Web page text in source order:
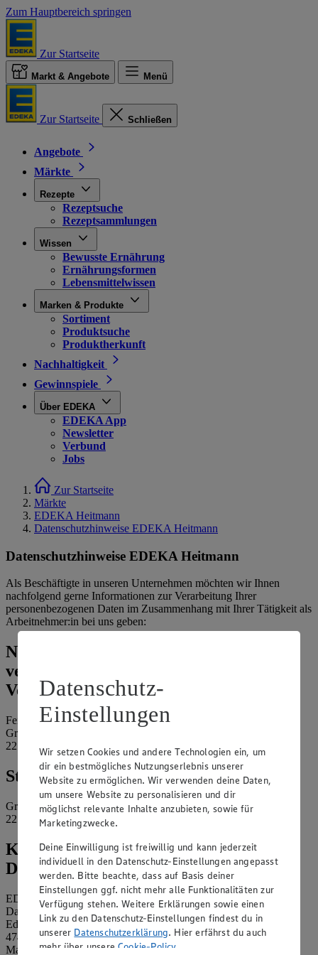
Zum Hauptbereich springen
Zur Startseite
Markt & Angebote Menü
Zur Startseite Schließen
Angebote
Märkte
Rezepte
Rezeptsuche
Rezeptsammlungen
Wissen
Bewusste Ernährung
Ernährungsformen
Lebensmittelwissen
Marken & Produkte
Sortiment
Produktsuche
Produktherkunft
Nachhaltigkeit
Gewinnspiele
Über EDEKA
EDEKA App
Newsletter
Verbund
Jobs
Zur Startseite
Märkte
EDEKA Heitmann
Datenschutzhinweise EDEKA Heitmann
Datenschutzhinweise EDEKA Heitmann
Als Beschäftigte in unseren Unternehmen möchten wir Ihnen
nachfolgend gerne Informationen zur Verarbeitung Ihrer
personenbezogenen Daten im Zusammenhang mit Ihrer Tätigkeit als
Arbeitnehmer:in bei uns geben:
Name und Kontaktdaten der
verantwortlichen Stelle und ggf. deren
Vertretung:
Feinkost Heitmann KG
Große Bergstraße 152-162
22767 Hamburg
Standort des Marktes:
Große Bergstraße 152-162
22767 Hamburg
Kontaktdaten des betrieblichen
Datenschutzbeauftragten:
EDEKA Nordwest Stiftung & Co. KG
Datenschutzbeauftragter
Edekaplatz 1
47445 Moers
Mail:
nw_datenschutz@edeka.de
Datenschutz-
Einstellungen
Wir setzen Cookies und andere Technologien ein, um
dir ein bestmögliches Nutzungserlebnis unserer
Website zu ermöglichen. Wir verwenden deine Daten,
um unsere Website zu personalisieren und dir
möglichst relevante Inhalte anzubieten, sowie für
Marketingzwecke.
Deine Einwilligung ist freiwillig und kann jederzeit
individuell in den Datenschutz-Einstellungen angepasst
werden. Bitte beachte, dass auf Basis deiner
Einstellungen ggf. nicht mehr alle Funktionalitäten zur
Verfügung stehen. Weitere Erklärungen sowie einen
Link zu den Datenschutz-Einstellungen findest du in
unserer Datenschutzerklärung. Hier erfährst du auch
mehr über unsereCookie-Policy.